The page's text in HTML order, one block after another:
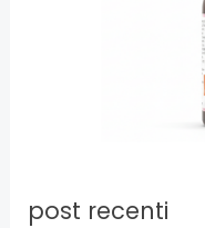
post recenti